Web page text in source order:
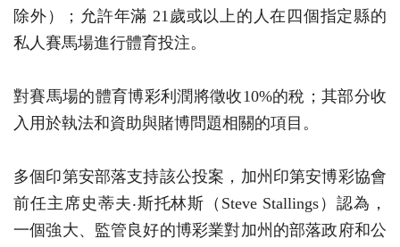
除外）；允許年滿 21歲或以上的人在四個指定縣的
私人賽馬場進行體育投注。
對賽馬場的體育博彩利潤將徵收10%的稅；其部分收
入用於執法和資助與賭博問題相關的項目。
多個印第安部落支持該公投案，加州印第安博彩協會
前任主席史蒂夫‧斯托林斯（Steve Stallings）認為，
一個強大、監管良好的博彩業對加州的部落政府和公